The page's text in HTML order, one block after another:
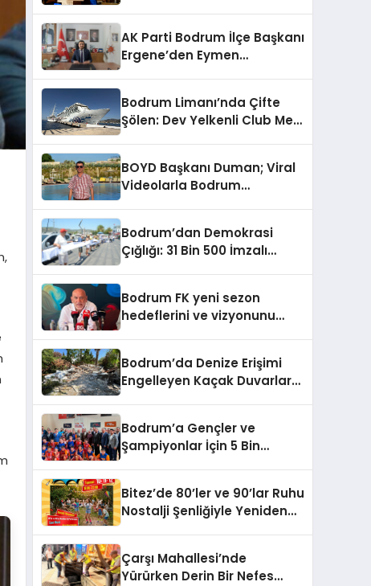
AK Parti Bodrum İlçe Başkanı
Ergene’den Eymen
Malzeme Yapılmasını
Kınıyorum”
Bodrum Limanı’nda Çifte
Şölen: Dev Yelkenli Club Med
BOYD Başkanı Duman; Viral
Videolarla Bodrum
Bodrum’dan Demokrasi
Çığlığı: 31 Bin 500 İmzalı
Bodrum FK yeni sezon
hedeflerini ve vizyonunu
Bodrum’da Denize Erişimi
Engelleyen Kaçak Duvarlar
Bodrum’a Gençler ve
Şampiyonlar İçin 5 Bin
Bitez’de 80’ler ve 90’lar Ruhu
Nostalji Şenliğiyle Yeniden
Çarşı Mahallesi’nde
Yürürken Derin Bir Nefes